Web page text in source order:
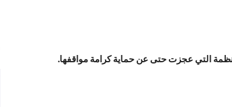
التي عجزت حتى عن حماية كرامة مواقفها.